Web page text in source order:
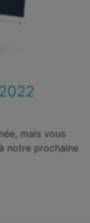
mais vous
notre prochaine